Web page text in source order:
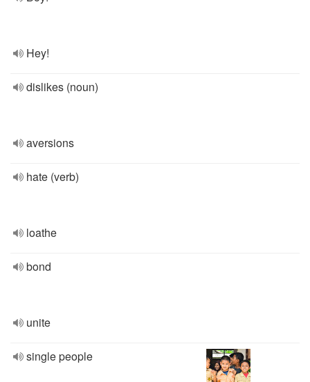
Hey!
dislikes (noun)
aversions
hate (verb)
loathe
bond
unite
single people